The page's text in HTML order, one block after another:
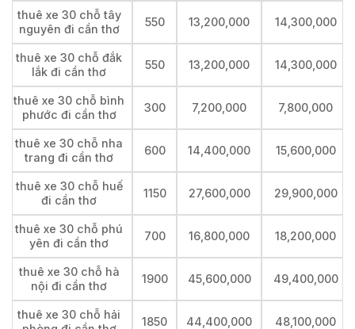
thuê xe 30 chỗ tây
nguyên đi cần thơ
550 13,200,000 14,300,000
thuê xe 30 chỗ đắk
lắk đi cần thơ
550 13,200,000 14,300,000
thuê xe 30 chỗ bình
phước đi cần thơ
300 7,200,000 7,800,000
thuê xe 30 chỗ nha
trang đi cần thơ
600 14,400,000 15,600,000
thuê xe 30 chỗ huế
đi cần thơ
1150 27,600,000 29,900,000
thuê xe 30 chỗ phú
yên đi cần thơ
700 16,800,000 18,200,000
thuê xe 30 chỗ hà
nội đi cần thơ
1900 45,600,000 49,400,000
thuê xe 30 chỗ hải
1850 44,400,000 48,100,000